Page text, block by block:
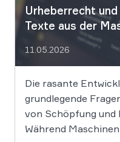
Urheberrecht
Texte aus der
11.05.2026
Die rasante
grundlegende
von Schöpfung und
Während